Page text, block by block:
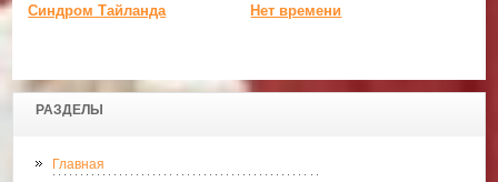
РАЗДЕЛЫ
Главная
Синдром Тайланда Нет времени